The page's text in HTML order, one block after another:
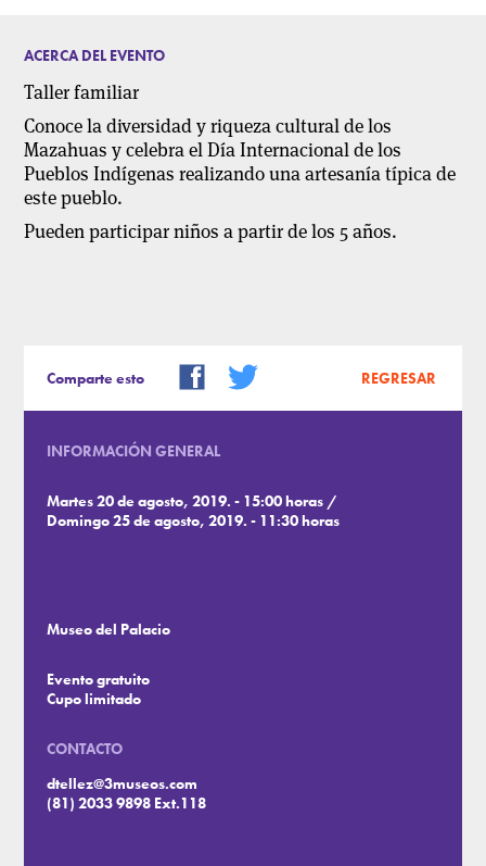
ACERCA DEL EVENTO
Taller familiar
Conoce la diversidad y riqueza cultural de los
Mazahuas y celebra el Día Internacional de los
Pueblos Indígenas realizando una artesanía típica de
este pueblo.
Pueden participar niños a partir de los 5 años.
Comparte esto REGRESAR
INFORMACIÓN GENERAL
Martes 20 de agosto, 2019. - 15:00 horas /
Domingo 25 de agosto, 2019. - 11:30 horas
Museo del Palacio
Evento gratuito
Cupo limitado
CONTACTO
dtellez@3museos.com
(81) 2033 9898 Ext.118